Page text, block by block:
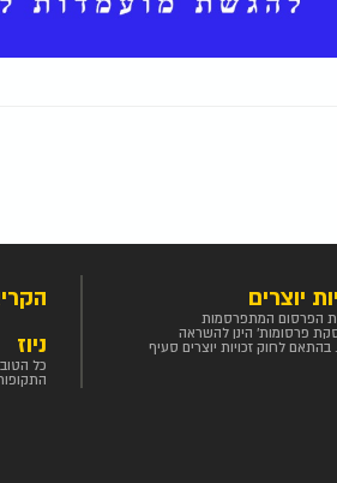
יוצרים
הפרסום המתפרסמות
פרסומות' הינן להשראה
בהתאם לחוק זכויות יוצרים סעיף
ניוז
כל